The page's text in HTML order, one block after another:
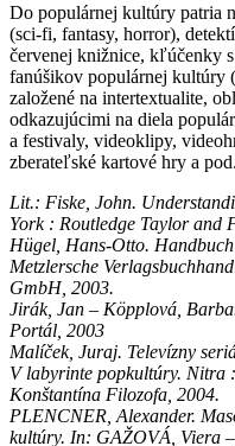
Do populárnej kultúry patria
(sci-fi, fantasy, horror),
červenej knižnice, kľúčenky
fanúšikov populárnej kultúry
založené na intertextualite,
odkazujúcimi na diela
a festivaly, videoklipy,
zberateľské kartové hry a pod.
Lit.: Fiske , John.
York : Routledge Taylor and
Hügel , Hans-Otto.
Metzlersche
GmbH, 2003.
Jirák, Jan – Köpplová,
Portál, 2003
Malíček, Juraj. Televízny
V labyrinte popkultúry. Nitra
Konštantína Filozofa, 2004.
PLENCNER, Alexander.
kultúry. In: GAŽOVÁ, Viera